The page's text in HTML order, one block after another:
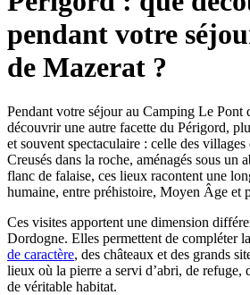
pendant votre
de Mazerat ?
Pendant votre séjour au Camping Le Pont
découvrir une autre facette du Périgord,
et souvent spectaculaire : celle des villages
Creusés dans la roche, aménagés sous un
flanc de falaise, ces lieux racontent une
humaine, entre préhistoire, Moyen Âge et
Ces visites apportent une dimension
Dordogne. Elles permettent de compléter la
de caractère, des châteaux et des grands
lieux où la pierre a servi d’abri, de
de véritable habitat.